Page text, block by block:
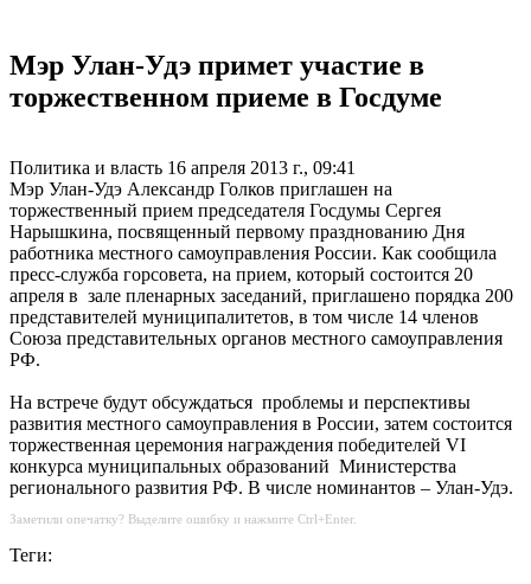
Мэр Улан-Удэ примет участие в
торжественном приеме в Госдуме
Политика и власть 16 апреля 2013 г., 09:41
Мэр Улан-Удэ Александр Голков приглашен на
торжественный прием председателя Госдумы Сергея
Нарышкина, посвященный первому празднованию Дня
работника местного самоуправления России. Как сообщила
пресс-служба горсовета, на прием, который состоится 20
апреля в зале пленарных заседаний, приглашено порядка 200
представителей муниципалитетов, в том числе 14 членов
Союза представительных органов местного самоуправления
РФ.
На встрече будут обсуждаться проблемы и перспективы
развития местного самоуправления в России, затем состоится
торжественная церемония награждения победителей VI
конкурса муниципальных образований Министерства
регионального развития РФ. В числе номинантов – Улан-Удэ.
Заметили опечатку? Выделите ошибку и нажмите Ctrl+Enter.
Теги: